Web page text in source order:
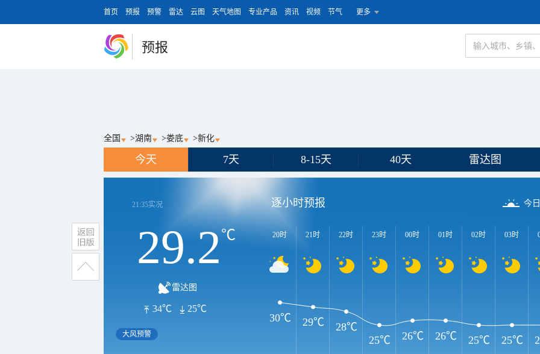
首页 预报 预警 雷达 云图 天气地图 专业产品 资讯 视频 节气 更多
预报
全国 >湖南 >娄底 >新化
今天 7天 8-15天 40天 雷达图
21:35实况
29.2℃
雷达图
34℃ 25℃
大风预警
逐小时预报 今
20时 21时 22时 23时 00时 01时 02时 03时
30℃ 29℃
28℃
25℃
26℃ 26℃ 25℃ 25℃